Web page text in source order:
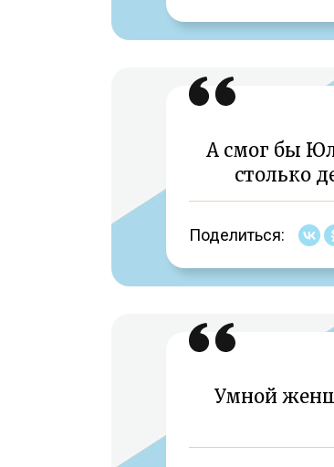
А смог бы
столько
Поделиться:
Умной